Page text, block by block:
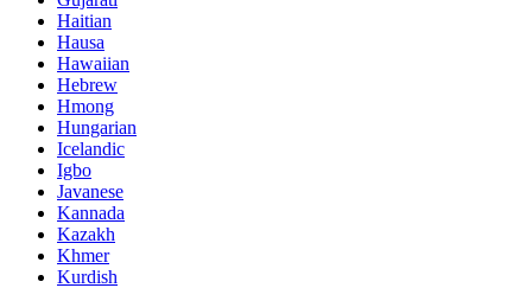
Haitian
Hausa
Hawaiian
Hebrew
Hmong
Hungarian
Icelandic
Igbo
Javanese
Kannada
Kazakh
Khmer
Kurdish